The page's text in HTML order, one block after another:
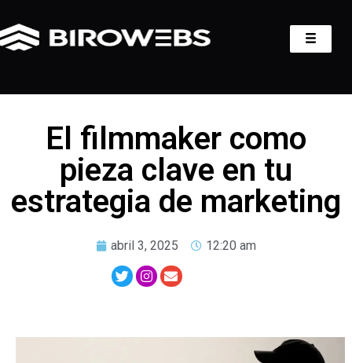
El filmmaker como
pieza clave en tu
estrategia de marketing
abril 3, 2025 12:20 am